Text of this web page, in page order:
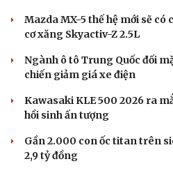
Mazda MX-5 thế hệ mới sẽ có
cơ xăng Skyactiv-Z 2.5L
Ngành ô tô Trung Quốc đối
chiến giảm giá xe điện
Kawasaki KLE 500 2026 ra
hồi sinh ấn tượng
Gần 2.000 con ốc titan trên
2,9 tỷ đồng